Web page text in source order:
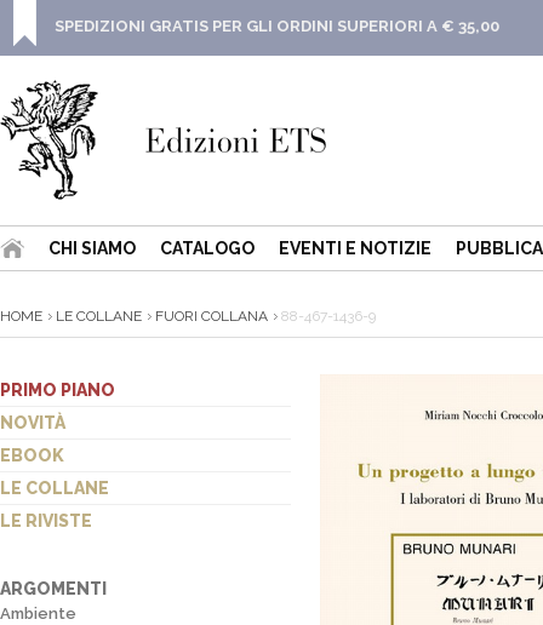
SPEDIZIONI GRATIS PER GLI ORDINI SUPERIORI A € 35,00
CHI SIAMO CATALOGO EVENTI E NOTIZIE
HOME LE COLLANE FUORI COLLANA 88-467-1436-9
PRIMO PIANO
NOVITÀ
EBOOK
LE COLLANE
LE RIVISTE
ARGOMENTI
Ambiente